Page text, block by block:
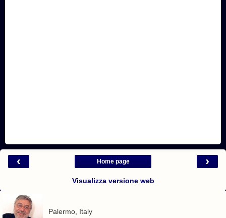
‹ ›
Home page
Visualizza versione web
Palermo, Italy